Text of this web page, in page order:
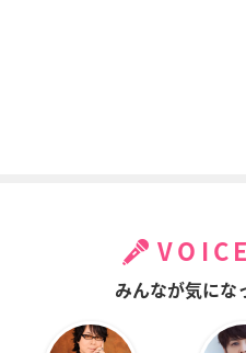
みんなが気にな